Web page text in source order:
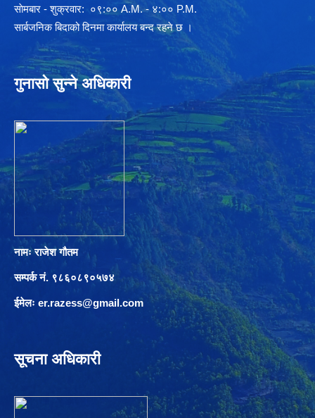
साेमबार - शुक्रवार: ०९:०० A.M. - ४:०० P.M.
सार्बजनिक बिदाको दिनमा कार्यालय बन्द रहने छ ।
गुनासो सुन्ने अधिकारी
नामः राजेश गौतम
सम्पर्क नं. ९८६०८९०५७४
ईमेलः er.razess@gmail.com
सूचना अधिकारी